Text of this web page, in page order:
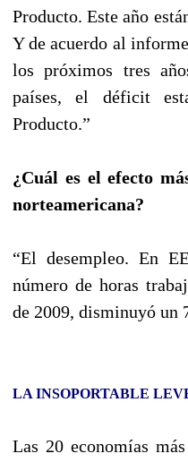
Producto. Este año
Y de acuerdo al
los próximos tres
países, el déficit
Producto.”
¿Cuál es el efecto
norteamericana?
“El desempleo. En
número de horas
de 2009, disminuyó un
LA INSOPORTABLE
Las 20 economías